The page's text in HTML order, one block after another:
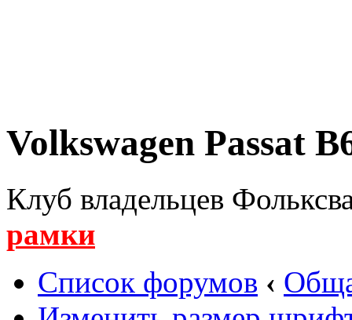
Volkswagen Passat
Клуб владельцев
рамки
Список форумов ‹